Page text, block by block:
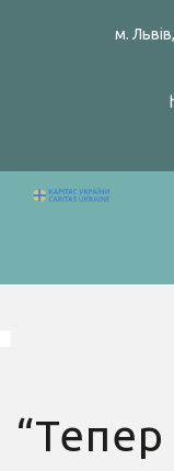
м.